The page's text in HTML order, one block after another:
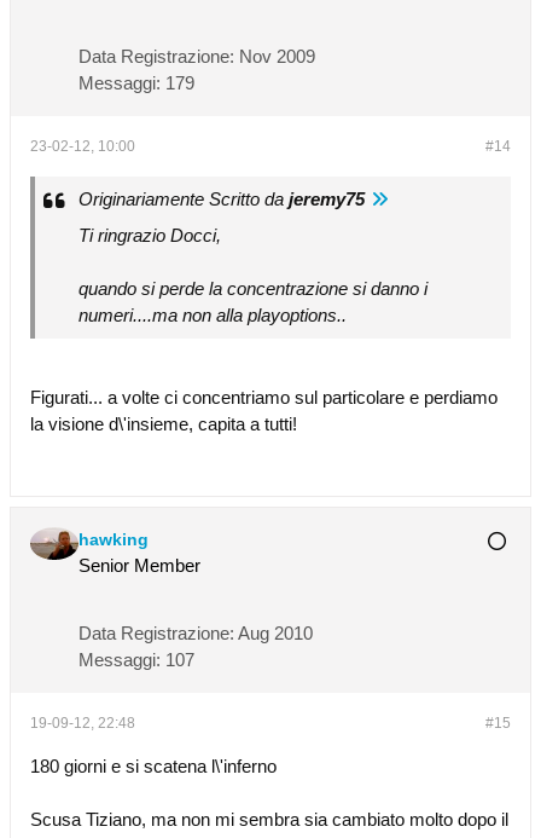
Data Registrazione: Nov 2009
Messaggi: 179
#14
23-02-12, 10:00
Originariamente Scritto da jeremy75
Ti ringrazio Docci,
quando si perde la concentrazione si danno i
numeri....ma non alla playoptions..
Figurati... a volte ci concentriamo sul particolare e perdiamo
la visione d\'insieme, capita a tutti!
hawking
Senior Member
Data Registrazione: Aug 2010
Messaggi: 107
#15
19-09-12, 22:48
180 giorni e si scatena l\'inferno
Scusa Tiziano, ma non mi sembra sia cambiato molto dopo il